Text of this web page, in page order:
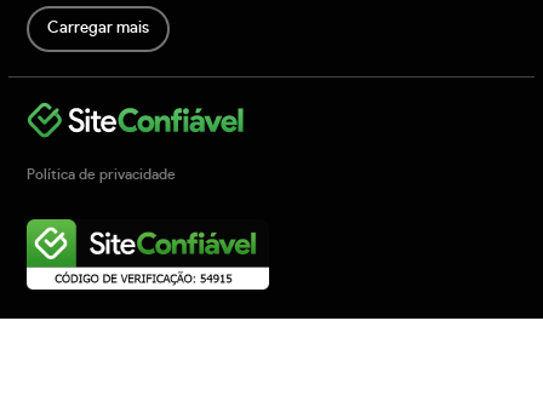
Carregar mais
Política de privacidade